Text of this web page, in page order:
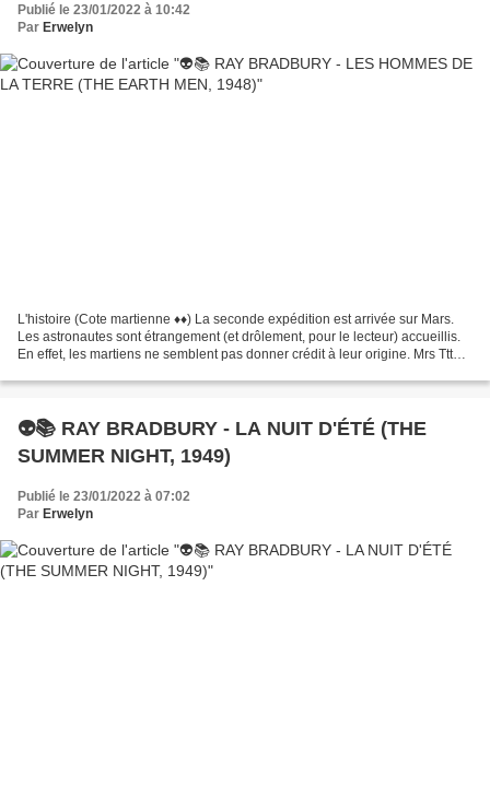
Publié le 23/01/2022 à 10:42
Par Erwelyn
L'histoire (Cote martienne ♦♦) La seconde expédition est arrivée sur Mars.
Les astronautes sont étrangement (et drôlement, pour le lecteur) accueillis.
En effet, les martiens ne semblent pas donner crédit à leur origine. Mrs Ttt
👽📚 RAY BRADBURY - LA NUIT D'ÉTÉ (THE
SUMMER NIGHT, 1949)
Publié le 23/01/2022 à 07:02
Par Erwelyn